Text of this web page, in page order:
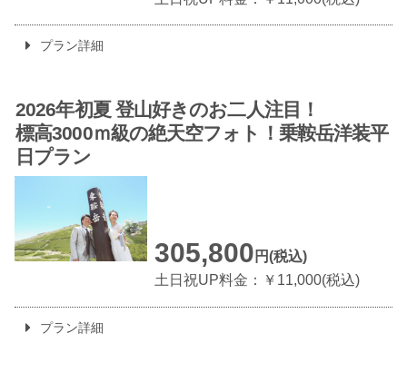
プラン詳細
2026年初夏登山好きのお二人注目！
標高3000ｍ級の絶天空フォト！乗鞍岳洋装平
日プラン
305,800 円(税込)
土日祝UP料金：￥11,000(税込)
プラン詳細